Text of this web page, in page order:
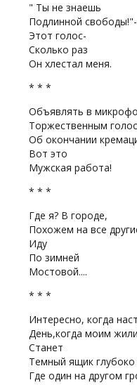
" Ты не знаешь
Подлинной свободы!"-
Этот голос-
Сколько раз
Он хлестал меня.
* * *
Объявлять в
Торжественным
Об окончании
Вот это
Мужская работа!
* * *
Где я? В городе,
Похожем на все
Иду
По зимней
Мостовой....
* * *
Интересно, когда
День,когда моим
Станет
Темный ящик
Где один на другом